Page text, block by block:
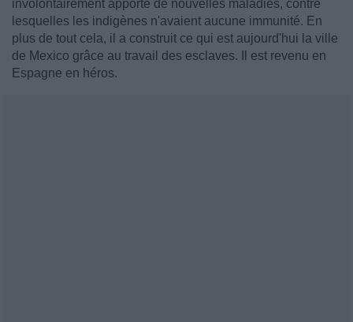
involontairement apporté de nouvelles maladies, contre
lesquelles les indigènes n'avaient aucune immunité. En
plus de tout cela, il a construit ce qui est aujourd'hui la ville
de Mexico grâce au travail des esclaves. Il est revenu en
Espagne en héros.